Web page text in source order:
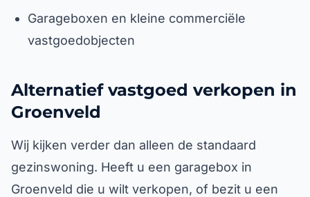
Garageboxen en kleine commerciële
vastgoedobjecten
Alternatief vastgoed verkopen in
Groenveld
Wij kijken verder dan alleen de standaard
gezinswoning. Heeft u een garagebox in
Groenveld die u wilt verkopen, of bezit u een